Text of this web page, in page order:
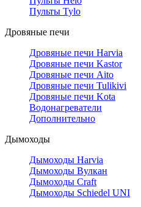
Пульты Tylo
Дровяные печи
Дровяные печи Harvia
Дровяные печи Kastor
Дровяные печи Aito
Дровяные печи Tulikivi
Дровяные печи Kota
Водонагреватели
Дополнительно
Дымоходы
Дымоходы Harvia
Дымоходы Вулкан
Дымоходы Craft
Дымоходы Schiedel UNI